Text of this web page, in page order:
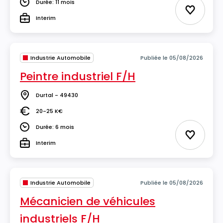
DuréeDurée: 11 mois
TypeInterim Ajouter
Industrie Automobile Publiée le 05/08/2026
Peintre industriel F/H
Lieu Durtal - 49430
Salaire20-25 K€
DuréeDurée: 6 mois
TypeInterim Ajouter
Industrie Automobile Publiée le 05/08/2026
Mécanicien de véhicules
industriels F/H